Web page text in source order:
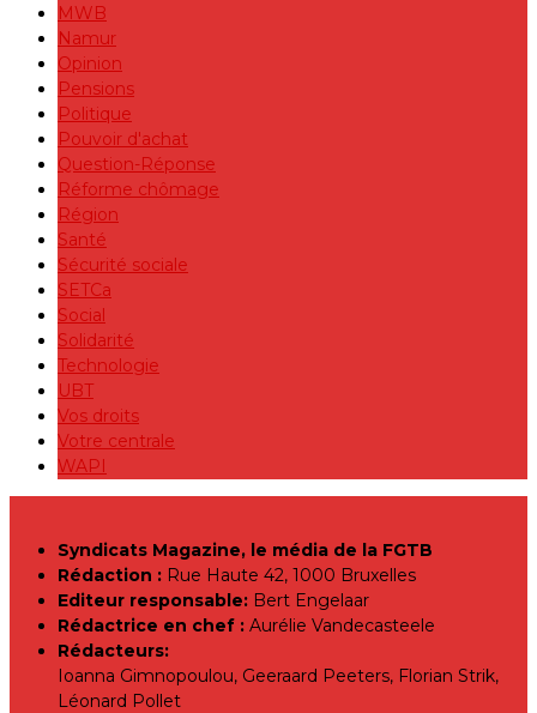
MWB
Namur
Opinion
Pensions
Politique
Pouvoir d'achat
Question-Réponse
Réforme chômage
Région
Santé
Sécurité sociale
SETCa
Social
Solidarité
Technologie
UBT
Vos droits
Votre centrale
WAPI
Syndicats Magazine, le média de la FGTB
Rédaction : Rue Haute 42, 1000 Bruxelles
Editeur responsable: Bert Engelaar
Rédactrice en chef : Aurélie Vandecasteele
Rédacteurs:
Ioanna Gimnopoulou, Geeraard Peeters, Florian Strik,
Léonard Pollet